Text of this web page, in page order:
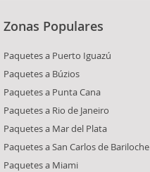
Zonas Populares
Paquetes a Puerto Iguazú
Paquetes a Búzios
Paquetes a Punta Cana
Paquetes a Rio de Janeiro
Paquetes a Mar del Plata
Paquetes a San Carlos de Bariloche
Paquetes a Miami